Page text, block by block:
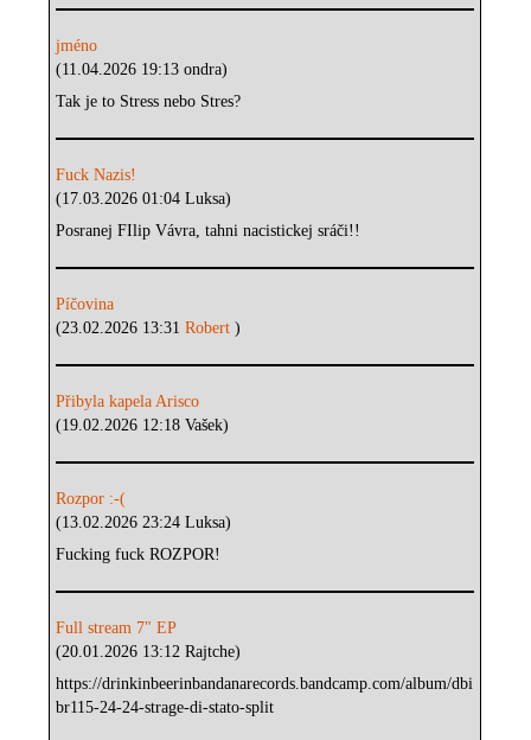
jméno
(11.04.2026 19:13 ondra)
Tak je to Stress nebo Stres?
Fuck Nazis!
(17.03.2026 01:04 Luksa)
Posranej FIlip Vávra, tahni nacistickej sráči!!
Píčovina
(23.02.2026 13:31Robert)
Přibyla kapela Arisco
(19.02.2026 12:18 Vašek)
Rozpor :-(
(13.02.2026 23:24 Luksa)
Fucking fuck ROZPOR!
Full stream 7" EP
(20.01.2026 13:12 Rajtche)
https://drinkinbeerinbandanarecords.bandcamp.com/album/dbi
br115-24-24-strage-di-stato-split